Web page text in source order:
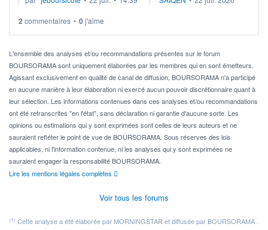
Idéalement, je voudrais qu'il soit éligible au PEA.
Pour l' ...
2 commentaires • 0j'aime
L'ensemble des analyses et/ou recommandations présentes sur le forum
BOURSORAMA sont uniquement élaborées par les membres qui en sont émetteurs.
Agissant exclusivement en qualité de canal de diffusion, BOURSORAMA n'a participé
en aucune manière à leur élaboration ni exercé aucun pouvoir discrétionnaire quant à
leur sélection. Les informations contenues dans ces analyses et/ou recommandations
ont été retranscrites "en l'état", sans déclaration ni garantie d'aucune sorte. Les
opinions ou estimations qui y sont exprimées sont celles de leurs auteurs et ne
sauraient refléter le point de vue de BOURSORAMA. Sous réserves des lois
applicables, ni l'information contenue, ni les analyses qui y sont exprimées ne
sauraient engager la responsabilité BOURSORAMA.
Lire les mentions légales complètes
Voir tous les forums
(1) Cette analyse a été élaborée par MORNINGSTAR et diffusée par BOURSORAMA .